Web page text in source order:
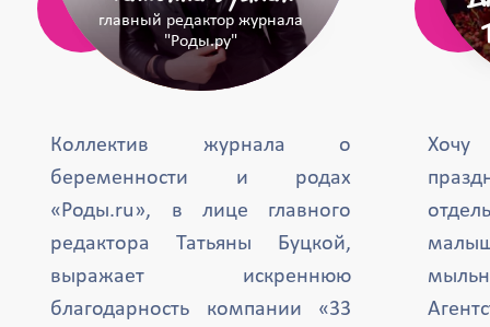
главный редактор журнала
"Роды.ру"
Коллектив журнала о
беременности и родах
«Роды.ru», в лице главного
редактора Татьяны Буцкой,
выражает искреннюю
благодарность компании «33